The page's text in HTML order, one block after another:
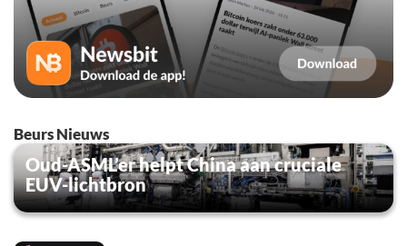
Beurs Nieuws
Oud-ASML’er helpt China aan cruciale
EUV-lichtbron